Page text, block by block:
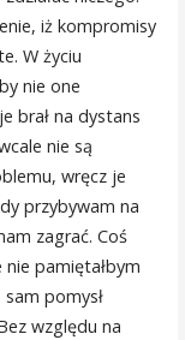
iż kompromisy
W życiu
nie one
brał na dystans
nie są
wręcz je
przybywam na
zagrać. Coś
pamiętałbym
pomysł
względu na